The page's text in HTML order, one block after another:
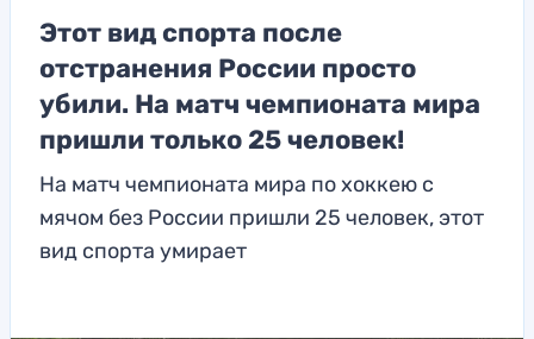
Этот вид спорта после
отстранения России просто
убили. На матч чемпионата мира
пришли только 25 человек!
На матч чемпионата мира по хоккею с
мячом без России пришли 25 человек, этот
вид спорта умирает